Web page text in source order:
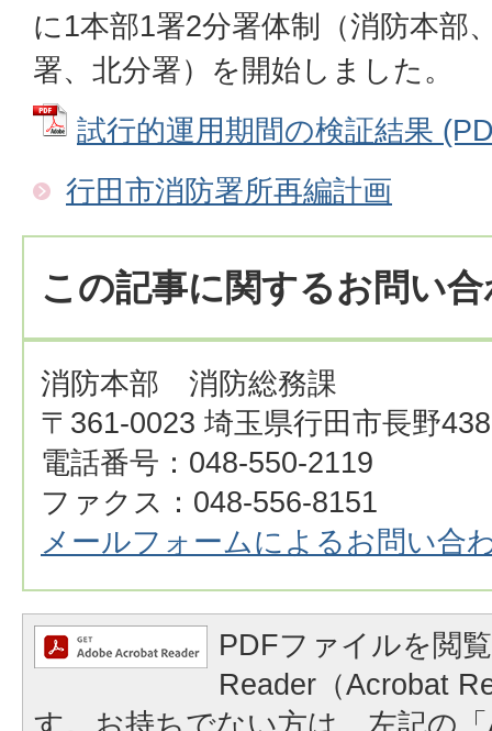
に1本部1署2分署体制（消防本部
署、北分署）を開始しました。
試行的運用期間の検証結果
行田市消防署所再編計画
この記事に関するお問い
消防本部 消防総務課
〒361-0023 埼玉県行田市長野
電話番号：048-550-2119
ファクス：048-556-8151
メールフォームによるお問い合
PDFファイルを閲
Reader（Acrobat
す。お持ちでない方は、左記の